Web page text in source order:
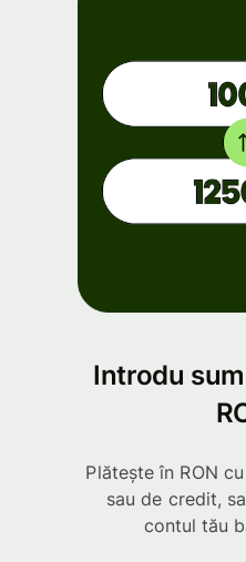
Introdu
Plătește în RON
sau de credit,
contul tău